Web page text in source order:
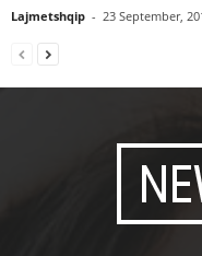
Lajmetshqip - 23 September,